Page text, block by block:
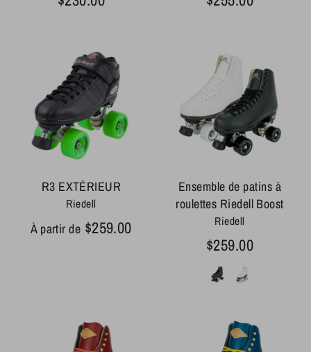
R3 EXTÉRIEUR
Riedell
À partir de $259.00
Ensemble de patins à
roulettes Riedell Boost
Riedell
$259.00